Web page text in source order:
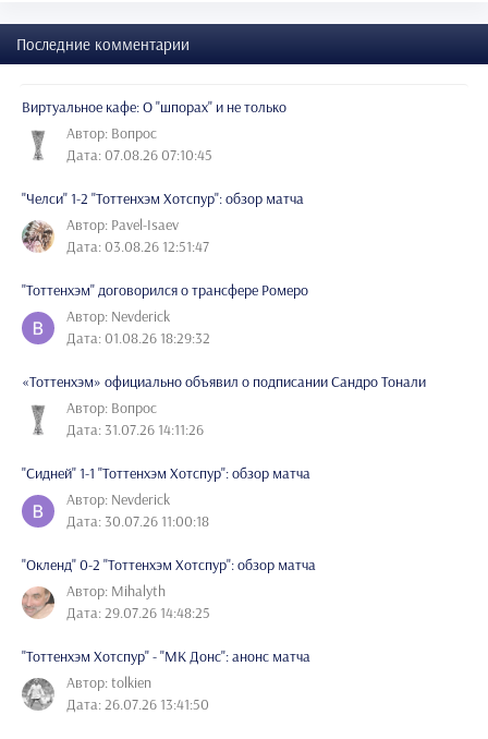
Последние комментарии
Виртуальное кафе: О "шпорах" и не только
Автор: Вопрос
Дата: 07.08.26 07:10:45
"Челси" 1-2 "Тоттенхэм Хотспур": обзор матча
Автор: Pavel-Isaev
Дата: 03.08.26 12:51:47
"Тоттенхэм" договорился о трансфере Ромеро
Автор: Nevderick
Дата: 01.08.26 18:29:32
«Тоттенхэм» официально объявил о подписании Сандро Тонали
Автор: Вопрос
Дата: 31.07.26 14:11:26
"Сидней" 1-1 "Тоттенхэм Хотспур": обзор матча
Автор: Nevderick
Дата: 30.07.26 11:00:18
"Окленд" 0-2 "Тоттенхэм Хотспур": обзор матча
Автор: Mihalyth
Дата: 29.07.26 14:48:25
"Тоттенхэм Хотспур" - "МК Донс": анонс матча
Автор: tolkien
Дата: 26.07.26 13:41:50